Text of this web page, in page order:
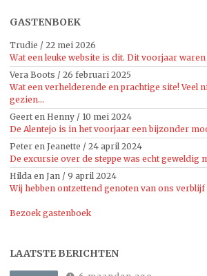
GASTENBOEK
Trudie / 22 mei 2026
Wat een leuke website is dit. Dit voorjaar waren
Vera Boots / 26 februari 2025
Wat een verhelderende en prachtige site! Veel
gezien...
Geert en Henny / 10 mei 2024
De Alentejo is in het voorjaar een bijzonder
Peter en Jeanette / 24 april 2024
De excursie over de steppe was echt geweldig
Hilda en Jan / 9 april 2024
Wij hebben ontzettend genoten van ons
Bezoek gastenboek
LAATSTE BERICHTEN